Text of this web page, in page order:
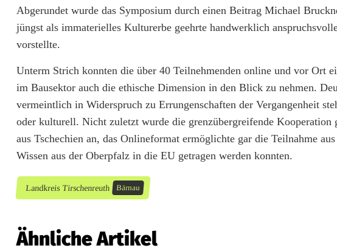
k
m
l
p
f
l
g
Abgerundet wurde das Symposium durch einen Beitrag Michael
jüngst als immaterielles Kulturerbe geehrte handwerklich
vorstellte.
Unterm Strich konnten die über 40 Teilnehmenden online und vor Ort
im Bausektor auch die ethische Dimension in den Blick zu nehmen.
vermeintlich in Widerspruch zu Errungenschaften der Vergangenheit
oder kulturell. Nicht zuletzt wurde die grenzübergreifende
aus Tschechien an, das Onlineformat ermöglichte gar die Teilnahme
Wissen aus der Oberpfalz in die EU getragen werden konnten.
Landkreis Tirschenreuth Bärnau
Ähnliche Artikel